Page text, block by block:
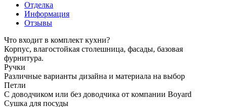
Отделка
Информация
Отзывы
Что входит в комплект кухни?
Корпус, влагостойкая столешница, фасады, базовая
фурнитура.
Ручки
Различные варианты дизайна и материала на выбор
Петли
С доводчиком или без доводчика от компании Boyard
Сушка для посуды